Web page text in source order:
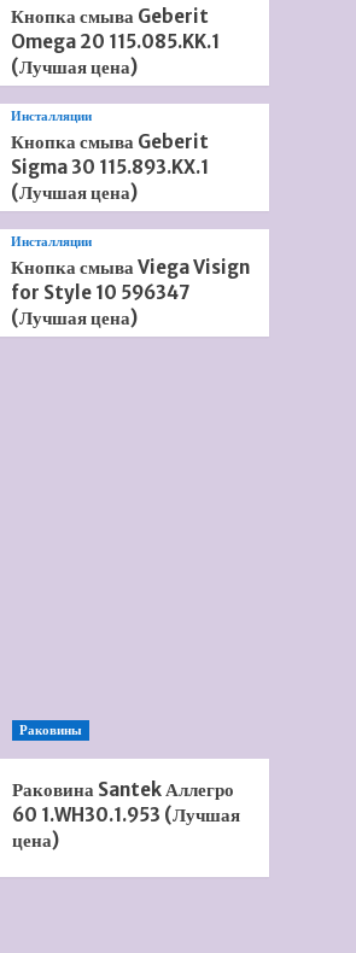
Кнопка смыва Geberit
Omega 20 115.085.KK.1
(Лучшая цена)
Инсталляции
Кнопка смыва Geberit
Sigma 30 115.893.KX.1
(Лучшая цена)
Инсталляции
Кнопка смыва Viega Visign
for Style 10 596347
(Лучшая цена)
Раковины
Раковина Santek Аллегро
60 1.WH30.1.953 (Лучшая
цена)